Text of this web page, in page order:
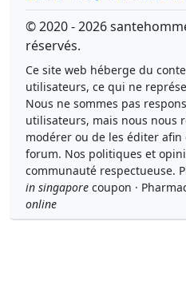
© 2020 - 2026
réservés.
Ce site web héberge du
utilisateurs, ce qui ne
Nous ne sommes pas
utilisateurs, mais nous nous
modérer ou de les éditer
forum. Nos politiques et
communauté respectueuse.
in singapore coupon ·
online